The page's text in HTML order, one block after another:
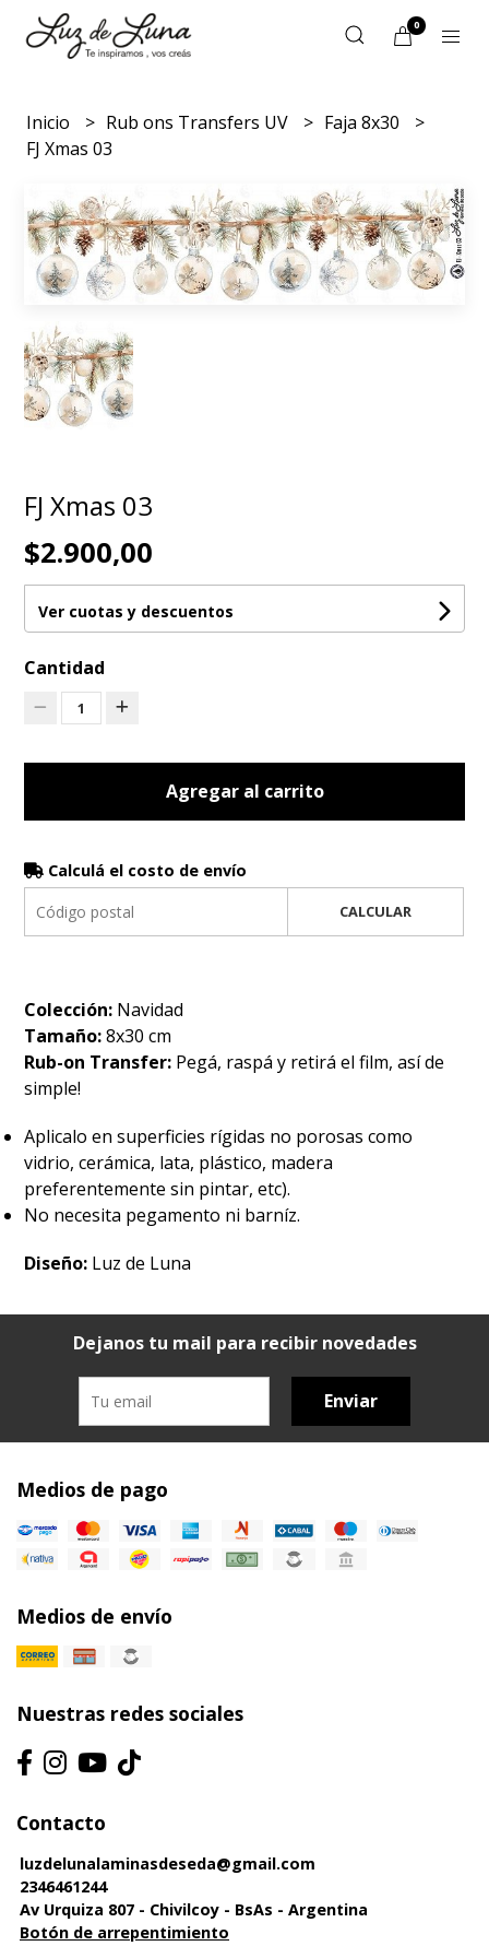
0
Inicio Rub ons Transfers UV
Faja 8x30
FJ Xmas 03
FJ Xmas 03
$2.900,00
Ver cuotas y descuentos
Cantidad
1
Agregar al carrito
Calculá el costo de envío
CALCULAR
Colección: Navidad
Tamaño:8x30 cm
Rub-on Transfer: Pegá, raspá y retirá el film, así de
simple!
Aplicalo en superficies rígidas no porosas como
vidrio, cerámica, lata, plástico, madera
preferentemente sin pintar, etc).
No necesita pegamento ni barníz.
Diseño: Luz de Luna
Dejanos tu mail para recibir novedades
Enviar
Medios de pago
Medios de envío
Nuestras redes sociales
Contacto
luzdelunalaminasdeseda@gmail.com
2346461244
Av Urquiza 807 - Chivilcoy - BsAs - Argentina
Botón de arrepentimiento